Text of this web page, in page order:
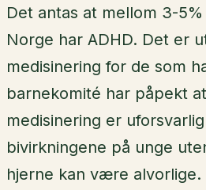
Det antas at mellom 3-
Norge har ADHD. Det er
medisinering for de som
barnekomité har påpekt
medisinering er
bivirkningene på unge
hjerne kan være alvorlige.